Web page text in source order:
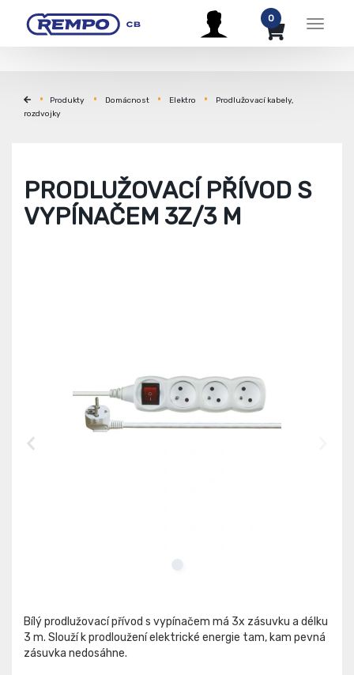
Menu
0
Produkty Domácnost Elektro
Prodlužovací kabely,
rozdvojky
PRODLUŽOVACÍ PŘÍVOD S
VYPÍNAČEM 3Z/3 M
Bílý prodlužovací přívod s vypínačem má 3x zásuvku a délku
3 m. Slouží k prodloužení elektrické energie tam, kam pevná
zásuvka nedosáhne.